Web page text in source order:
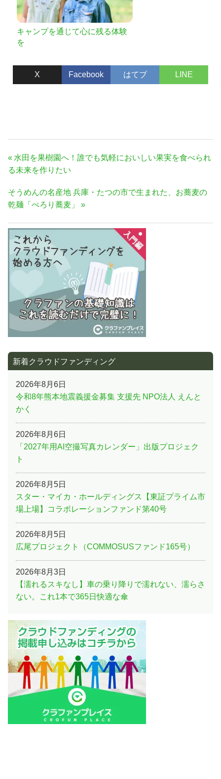
キャンプを通じて心に残る体験
を
X Facebook はてブ LINE
投
稿
ビ
ゲ
ー
シ
ョ
ン
前
の
事:
水田を果樹園へ！誰でも気軽においしい果実を食べられ
る未来を作りたい
次
の
事:
そうめんの名産地 兵庫・たつの市で生まれた、お蕎麦の
乾麺「ぺろり蕎麦」
新着クラウドファンディング
2026年8月6日
令和8年熊本地震義援金募集 支援先 NPO法人 えんと
かく
2026年8月6日
「2027年用AI空撮写真カレンダー」出版プロジェク
ト
2026年8月5日
スター・マイカ・ホールディングス【東証プライム市
場上場】コラボレーションファンド第40号
2026年8月5日
広尾プロジェクト（COMMOSUSファンド165号）
2026年8月3日
【濡れるスキなし】車の乗り降りで濡れない、濡らさ
ない。これ1本で365日快適な傘